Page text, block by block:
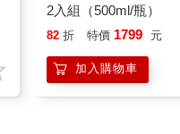
2入組（500ml/瓶）
82 折 特價 1799 元
加入購物車